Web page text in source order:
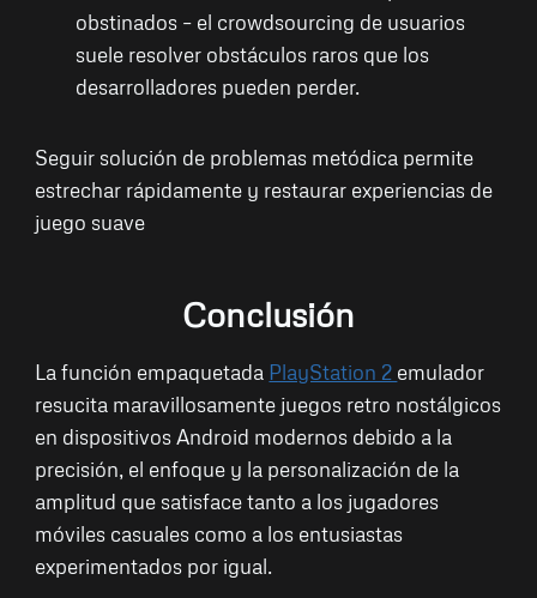
obstinados – el crowdsourcing de usuarios
suele resolver obstáculos raros que los
desarrolladores pueden perder.
Seguir solución de problemas metódica permite
estrechar rápidamente y restaurar experiencias de
juego suave
Conclusión
La función empaquetada PlayStation 2 emulador
resucita maravillosamente juegos retro nostálgicos
en dispositivos Android modernos debido a la
precisión, el enfoque y la personalización de la
amplitud que satisface tanto a los jugadores
móviles casuales como a los entusiastas
experimentados por igual.